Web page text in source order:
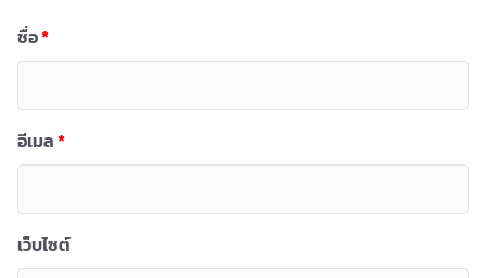
ชื่อ*
อีเมล*
เว็บไซต์